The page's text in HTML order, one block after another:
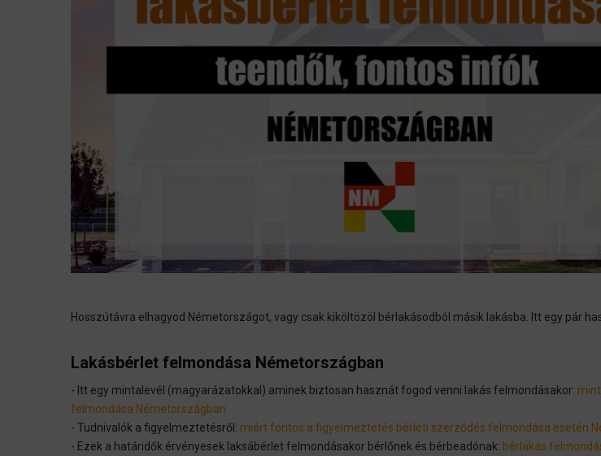
Hosszútávra elhagyod Németországot, vagy csak kiköltözöl bérlakásodból másik lakásba. Itt egy pár
Lakásbérlet felmondása Németországban
- Itt egy mintalevél (magyarázatokkal) aminek biztosan hasznát fogod venni lakás felmondásakor:
felmondása Németországban
- Tudnivalók a figyelmeztetésről: miért fontos a figyelmeztetés bérleti szerződés felmondása esetén
- Ezek a határidők érvényesek laksábérlet felmondásakor bérlőnek és bérbeadónak: bérlakás